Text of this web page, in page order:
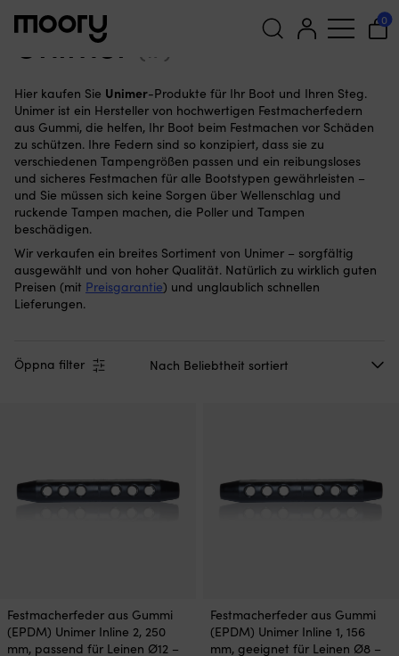
nach:
0
Unimer
Hier kaufen Sie Unimer-Produkte für Ihr Boot und Ihren Steg.
Unimer ist ein Hersteller von hochwertigen Festmacherfedern
aus Gummi, die helfen, Ihr Boot beim Festmachen vor Schäden
zu schützen. Ihre Federn sind so konzipiert, dass sie zu
verschiedenen Tampengrößen passen und ein reibungsloses
und sicheres Festmachen für alle Bootstypen gewährleisten –
und Sie müssen sich keine Sorgen über Wellenschlag und
ruckende Tampen machen, die Poller und Tampen
beschädigen.
Wir verkaufen ein breites Sortiment von Unimer – sorgfältig
ausgewählt und von hoher Qualität. Natürlich zu wirklich guten
Preisen (mit Preisgarantie) und unglaublich schnellen
Lieferungen.
Öppna filter
Festmacherfeder aus Gummi
(EPDM) Unimer Inline 2, 250
mm, passend für Leinen Ø12 –
Festmacherfeder aus Gummi
(EPDM) Unimer Inline 1, 156
mm, geeignet für Leinen Ø8 –